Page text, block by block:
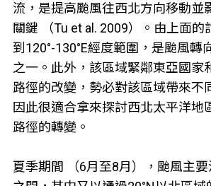
流，是提高颱風往西北方向移動並
關鍵 （Tu et al. 2009）。由上面的
到120°-130°E經度範圍，是颱風轉
之一。此外，該區域緊鄰東亞國家
路徑的改變，勢必對該區域帶來不
因此很適合拿來探討西北太平洋地
路徑的轉變。
夏季期間 （6月至8月），颱風主要